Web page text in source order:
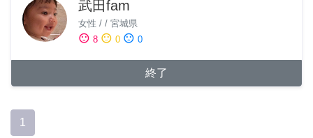
武田fam
女性 / / 宮城県
sentiment_satisfied 8 sentiment_neutral 0 sentiment_dissatisfied 0
終了
1